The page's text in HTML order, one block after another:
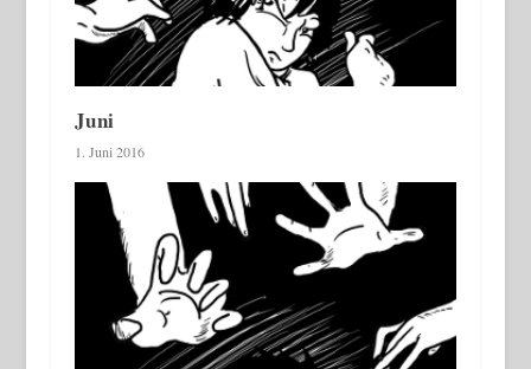
Juni
1. Juni 2016